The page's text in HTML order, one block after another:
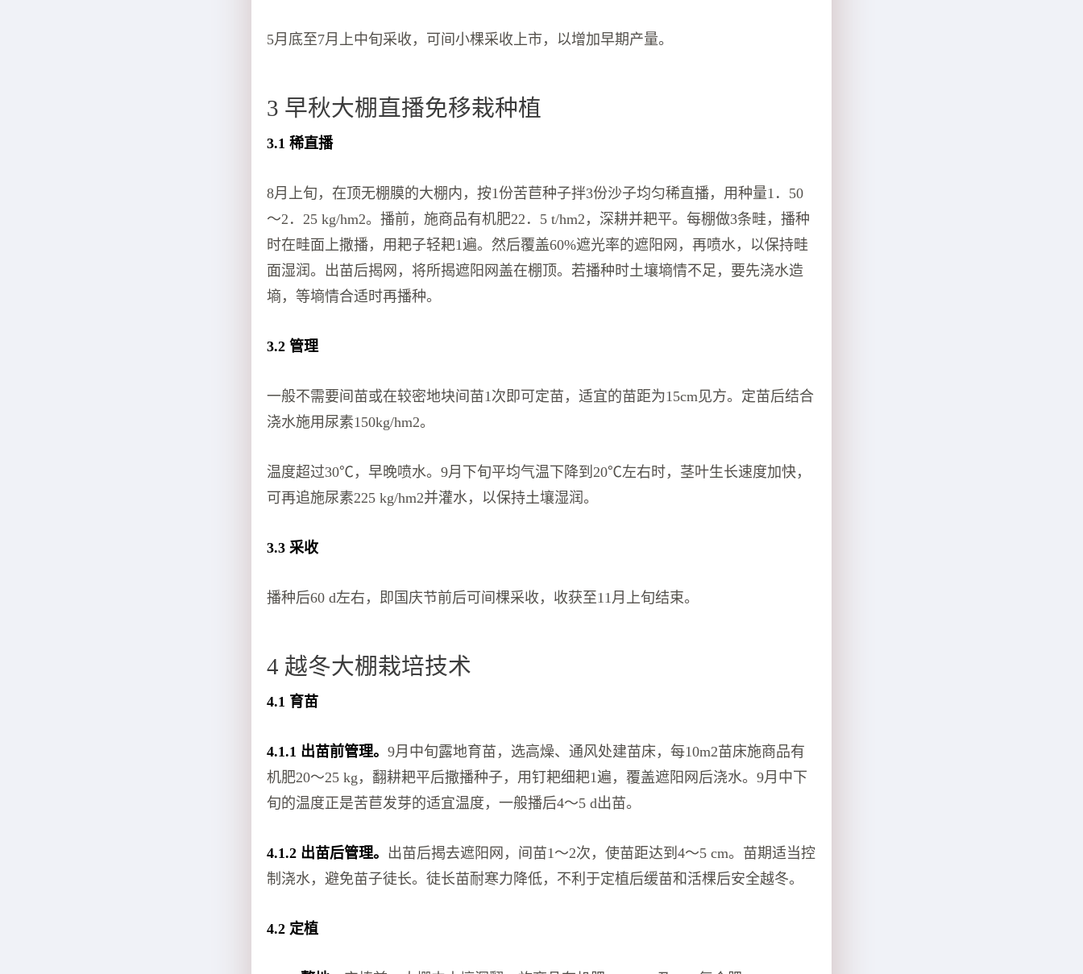
5月底至7月上中旬采收，可间小棵采收上市，以增加早期产量。
3 早秋大棚直播免移栽种植
3.1 稀直播
8月上旬，在顶无棚膜的大棚内，按1份苦苣种子拌3份沙子均匀稀直播，用种量1．50
～2．25 kg/hm2。播前，施商品有机肥22．5 t/hm2，深耕并耙平。每棚做3条畦，播种
时在畦面上撒播，用耙子轻耙1遍。然后覆盖60%遮光率的遮阳网，再喷水，以保持畦
面湿润。出苗后揭网，将所揭遮阳网盖在棚顶。若播种时土壤墒情不足，要先浇水造
墒，等墒情合适时再播种。
3.2 管理
一般不需要间苗或在较密地块间苗1次即可定苗，适宜的苗距为15cm见方。定苗后结合
浇水施用尿素150kg/hm2。
温度超过30℃，早晚喷水。9月下旬平均气温下降到20℃左右时，茎叶生长速度加快，
可再追施尿素225 kg/hm2并灌水，以保持土壤湿润。
3.3 采收
播种后60 d左右，即国庆节前后可间棵采收，收获至11月上旬结束。
4 越冬大棚栽培技术
4.1 育苗
4.1.1 出苗前管理。9月中旬露地育苗，选高燥、通风处建苗床，每10m2苗床施商品有
机肥20～25 kg，翻耕耙平后撒播种子，用钉耙细耙1遍，覆盖遮阳网后浇水。9月中下
旬的温度正是苦苣发芽的适宜温度，一般播后4～5 d出苗。
4.1.2 出苗后管理。 出苗后揭去遮阳网，间苗1～2次，使苗距达到4～5 cm。苗期适当控
制浇水，避免苗子徒长。徒长苗耐寒力降低，不利于定植后缓苗和活棵后安全越冬。
4.2 定植